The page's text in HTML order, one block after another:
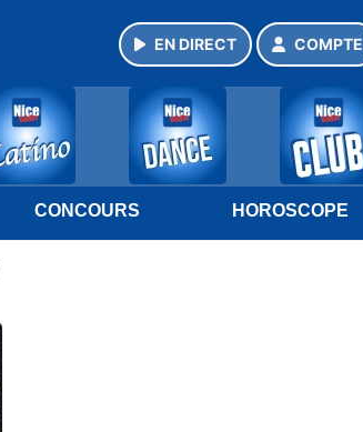
EN DIRECT COMPTE
CONCOURS HOROSCOPE